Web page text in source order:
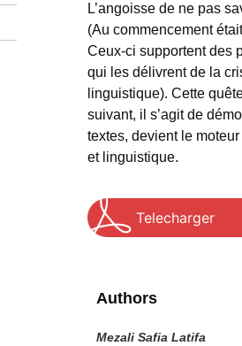
L’angoisse de ne pas
(Au commencement
Ceux-ci supportent des
qui les délivrent de la
linguistique). Cette
suivant, il s’agit de
textes, devient le
et linguistique.
Telecharger
Authors
Mezali Safia Latifa